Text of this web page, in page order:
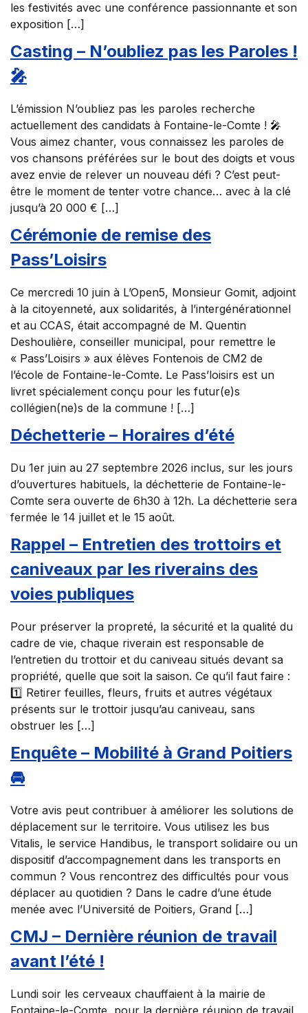
les festivités avec une conférence passionnante et son
exposition […]
Casting – N’oubliez pas les Paroles !
🎤
L’émission N’oubliez pas les paroles recherche
actuellement des candidats à Fontaine-le-Comte ! 🎤
Vous aimez chanter, vous connaissez les paroles de
vos chansons préférées sur le bout des doigts et vous
avez envie de relever un nouveau défi ? C’est peut-
être le moment de tenter votre chance… avec à la clé
jusqu’à 20 000 € […]
Cérémonie de remise des
Pass’Loisirs
Ce mercredi 10 juin à L’Open5, Monsieur Gomit, adjoint
à la citoyenneté, aux solidarités, à l’intergénérationnel
et au CCAS, était accompagné de M. Quentin
Deshoulière, conseiller municipal, pour remettre le
« Pass’Loisirs » aux élèves Fontenois de CM2 de
l’école de Fontaine-le-Comte. Le Pass’loisirs est un
livret spécialement conçu pour les futur(e)s
collégien(ne)s de la commune ! […]
Déchetterie – Horaires d’été
Du 1er juin au 27 septembre 2026 inclus, sur les jours
d’ouvertures habituels, la déchetterie de Fontaine-le-
Comte sera ouverte de 6h30 à 12h. La déchetterie sera
fermée le 14 juillet et le 15 août.
Rappel – Entretien des trottoirs et
caniveaux par les riverains des
voies publiques
Pour préserver la propreté, la sécurité et la qualité du
cadre de vie, chaque riverain est responsable de
l’entretien du trottoir et du caniveau situés devant sa
propriété, quelle que soit la saison. Ce qu’il faut faire :
1️⃣ Retirer feuilles, fleurs, fruits et autres végétaux
présents sur le trottoir jusqu’au caniveau, sans
obstruer les […]
Enquête – Mobilité à Grand Poitiers
🚘
Votre avis peut contribuer à améliorer les solutions de
déplacement sur le territoire. Vous utilisez les bus
Vitalis, le service Handibus, le transport solidaire ou un
dispositif d’accompagnement dans les transports en
commun ? Vous rencontrez des difficultés pour vous
déplacer au quotidien ? Dans le cadre d’une étude
menée avec l’Université de Poitiers, Grand […]
CMJ – Dernière réunion de travail
avant l’été !
Lundi soir les cerveaux chauffaient à la mairie de
Fontaine-le-Comte, pour la dernière réunion de travail